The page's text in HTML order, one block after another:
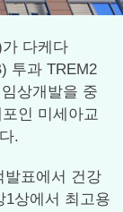
다케다
투과 TREM2
임상개발을 중
인 미세아교
.
발표에서 건강
1상에서 최고용